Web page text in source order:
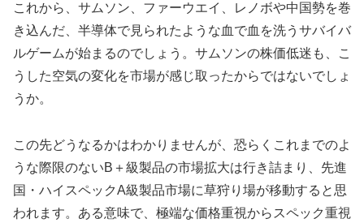
これから、サムソン、ファーウエイ、レノボや中国勢を巻
き込んだ、半導体で見られたような血で血を洗うサバイバ
ルゲームが始まるのでしょう。サムソンの株価低迷も、こ
うした空気の変化を市場が感じ取ったからではないでしょ
うか。
この先どうなるかはわかりませんが、恐らくこれまでのよ
うな際限のないB＋級製品の市場拡大は行き詰まり、先進
国・ハイスペックA級製品市場に草狩り場が移動すると思
われます。ある意味で、極端な価格重視からスペック重視